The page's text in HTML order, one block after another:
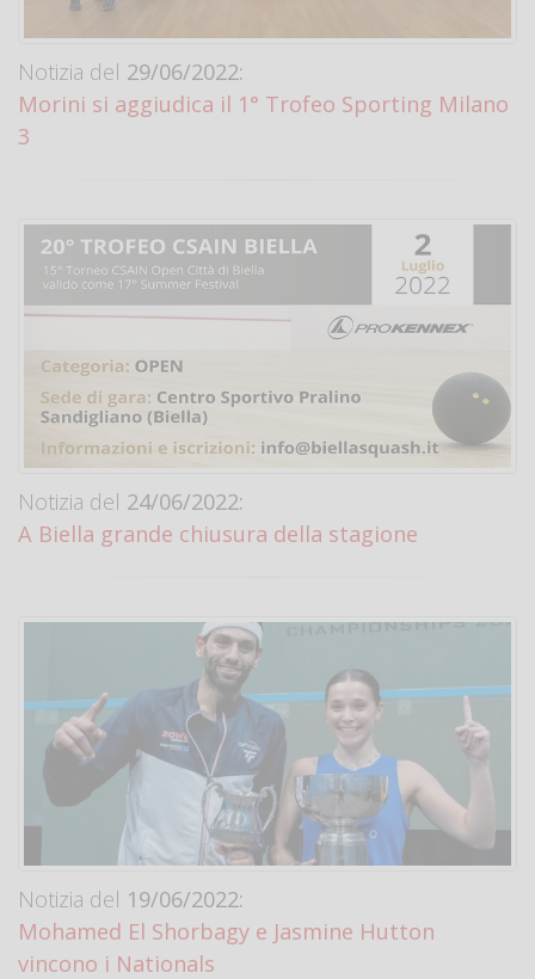
Notizia del 29/06/2022:
Morini si aggiudica il 1° Trofeo Sporting Milano
3
Notizia del 24/06/2022:
A Biella grande chiusura della stagione
Notizia del 19/06/2022:
Mohamed El Shorbagy e Jasmine Hutton
vincono i Nationals